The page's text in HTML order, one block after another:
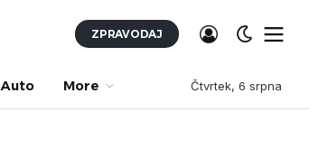
ZPRAVODAJ
Auto More Čtvrtek, 6 srpna